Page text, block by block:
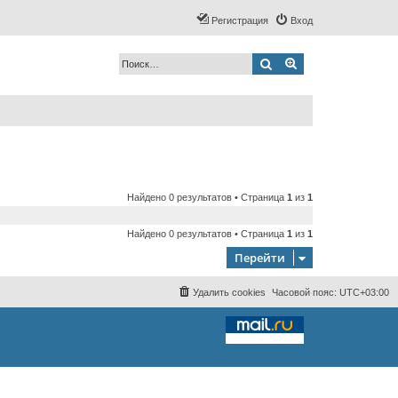
Вход
Регистрация
Поиск
Найдено 0 результатов • Страница 1 из 1
Найдено 0 результатов • Страница 1 из 1
Перейти
Часовой пояс: UTC+03:00
Удалить cookies